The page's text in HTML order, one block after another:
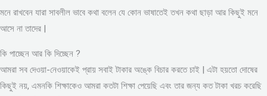
মনে রাখবেন যারা সাবলীল ভাবে কথা বলেন যে কোন ভাষাতেই তখন কথা ছাড়া আর কিছুই মনে
আসে না তাদের |
কি পাচ্ছেন আর কি দিচ্ছেন ?
আমরা সব দেওয়া-নেওয়াকেই প্রায় সবাই টাকার অঙ্কে বিচার করতে চাই | এটা হয়তো দোষের
কিছুই নয়, এমনকি শিক্ষাকেও আমরা কতটা শিক্ষা পেয়েছি এবং তার জন্য কত টাকা খরচ করেছি